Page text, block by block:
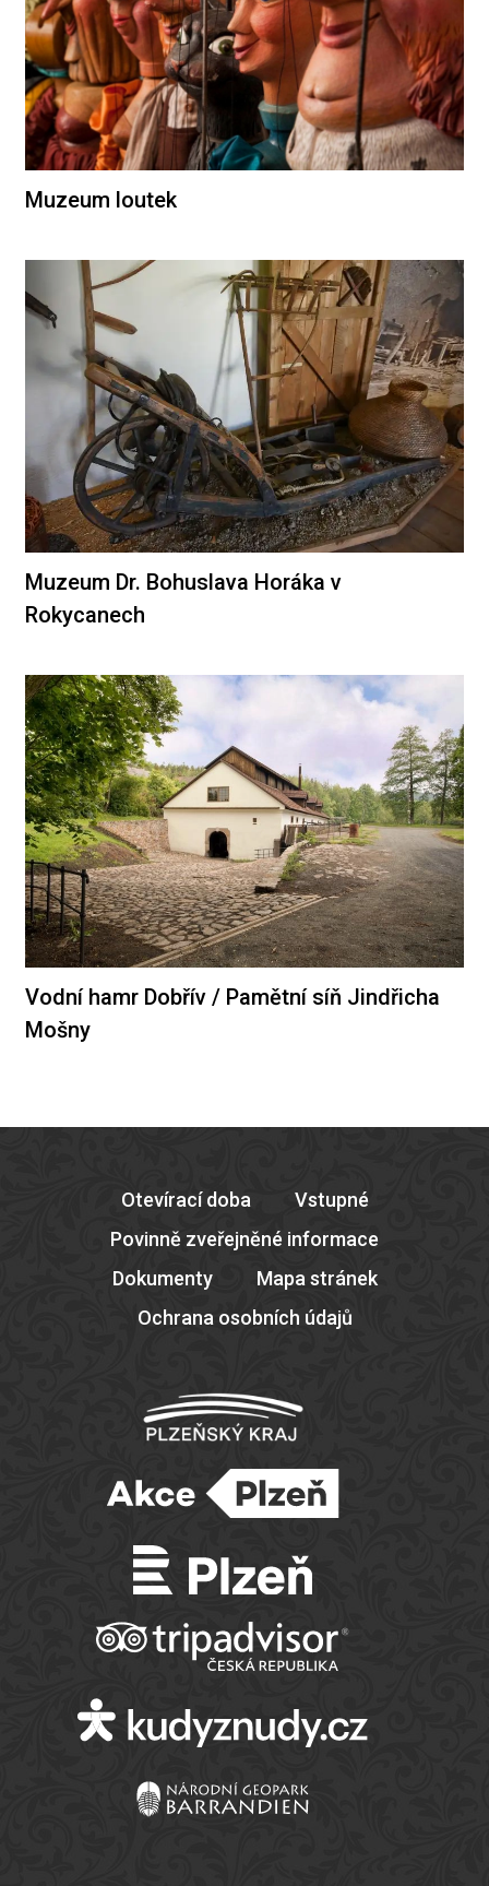
Muzeum loutek
Muzeum Dr. Bohuslava Horáka v
Rokycanech
Vodní hamr Dobřív / Pamětní síň Jindřicha
Mošny
Otevírací doba
Vstupné
Povinně zveřejněné informace
Dokumenty
Mapa stránek
Ochrana osobních údajů